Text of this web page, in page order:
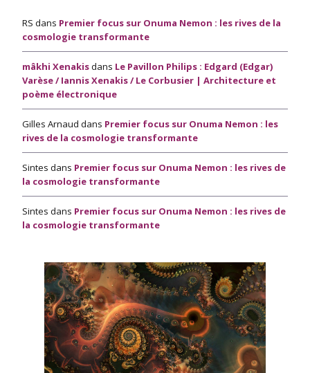
RS dans Premier focus sur Onuma Nemon : les rives de la
cosmologie transformante
mâkhi Xenakisdans Le Pavillon Philips : Edgard (Edgar)
Varèse / Iannis Xenakis / Le Corbusier | Architecture et
poème électronique
Gilles Arnaud dans Premier focus sur Onuma Nemon : les
rives de la cosmologie transformante
Sintes dans Premier focus sur Onuma Nemon : les rives de
la cosmologie transformante
Sintes dans Premier focus sur Onuma Nemon : les rives de
la cosmologie transformante